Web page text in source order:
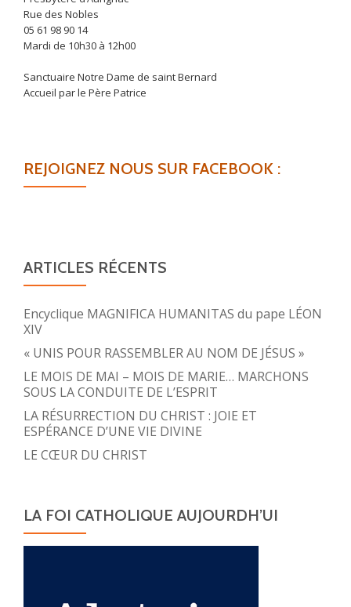
Rue des Nobles
05 61 98 90 14
Mardi de 10h30 à 12h00
Sanctuaire Notre Dame de saint Bernard
Accueil par le Père Patrice
REJOIGNEZ NOUS SUR FACEBOOK :
ARTICLES RÉCENTS
Encyclique MAGNIFICA HUMANITAS du pape LÉON
XIV
« UNIS POUR RASSEMBLER AU NOM DE JÉSUS »
LE MOIS DE MAI – MOIS DE MARIE… MARCHONS
SOUS LA CONDUITE DE L’ESPRIT
LA RÉSURRECTION DU CHRIST : JOIE ET
ESPÉRANCE D’UNE VIE DIVINE
LE CŒUR DU CHRIST
LA FOI CATHOLIQUE AUJOURDH’UI